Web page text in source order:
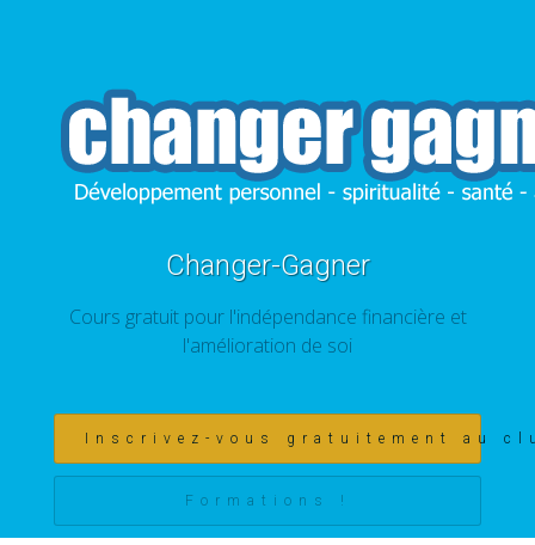
Changer-Gagner
Cours gratuit pour l'indépendance financière et
l'amélioration de soi
Inscrivez-vous gratuitement au
Formations !